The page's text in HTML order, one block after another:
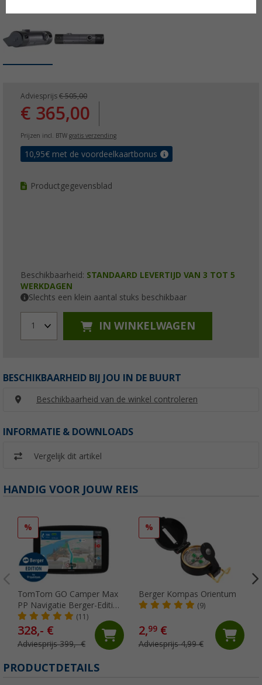
Adviesprijs € 505,00
€ 365,00
Prijzen incl. BTW gratis verzending
10,95€ met de voordeelkaartbonus
Productgegevensblad
Beschikbaarheid: STANDAARD LEVERTIJD VAN 3 TOT 5
WERKDAGEN
Slechts een klein aantal stuks beschikbaar
1 IN WINKELWAGEN
BESCHIKBAARHEID BIJ JOU IN DE BUURT
Beschikbaarheid van de winkel controleren
INFORMATIE & DOWNLOADS
Vergelijk dit artikel
HANDIG VOOR JOUW REIS
%
TomTom GO Camper Max
PP Navigatie Berger-Edition
7 inch
(11)
328,- €
Adviesprijs 399,- €
%
Berger Kompas Orientum
(9)
2,99€
Adviesprijs 4,99 €
PRODUCTDETAILS